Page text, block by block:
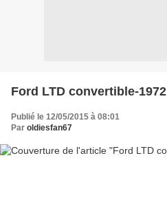
Ford LTD convertible-1972
Publié le 12/05/2015 à 08:01
Par oldiesfan67